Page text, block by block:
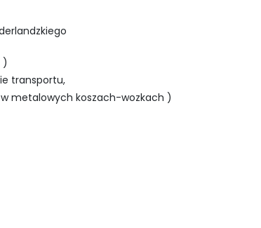
)
transportu,
metalowych koszach-wozkach )